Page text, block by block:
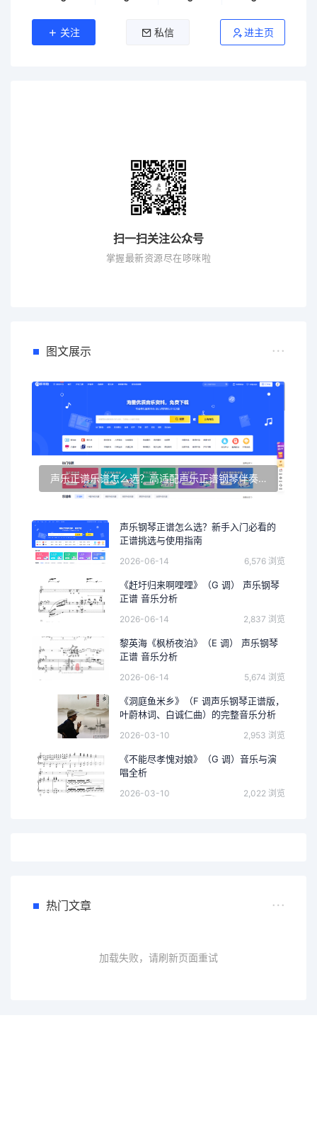
关注 私信 进主页
扫一扫关注公众号
掌握最新资源尽在哆咪啦
图文展示
声乐正谱乐谱怎么选？高适配声乐正谱钢琴伴奏资源推荐
声乐钢琴正谱怎么选？新手入门必看的
正谱挑选与使用指南
2026-06-14 6,576 浏览
《赶圩归来啊哩哩》（G 调） 声乐钢琴
正谱 音乐分析
2026-06-14 2,837 浏览
黎英海《枫桥夜泊》（E 调） 声乐钢琴
正谱 音乐分析
2026-06-14 5,674 浏览
《洞庭鱼米乡》（F 调声乐钢琴正谱版，
叶蔚林词、白诚仁曲）的完整音乐分析
2026-03-10 2,953 浏览
《不能尽孝愧对娘》（G 调）音乐与演
唱全析
2026-03-10 2,022 浏览
热门文章
加载失败，请刷新页面重试